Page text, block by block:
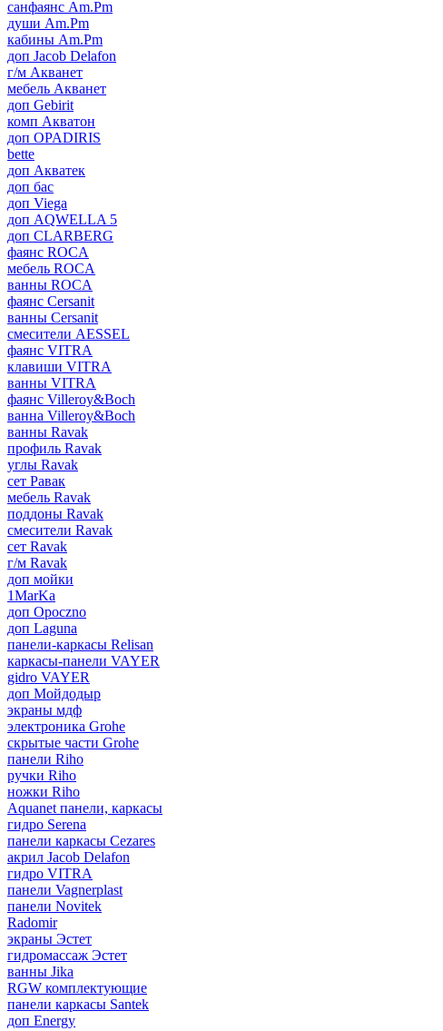
санфаянс Am.Pm
души Am.Pm
кабины Am.Pm
доп Jacob Delafon
г/м Акванет
мебель Акванет
доп Gebirit
комп Акватон
доп OPADIRIS
bette
доп Акватек
доп бас
доп Viega
доп AQWELLA 5
доп CLARBERG
фаянс ROCA
мебель ROCA
ванны ROCA
фаянс Cersanit
ванны Cersanit
смесители AESSEL
фаянс VITRA
клавиши VITRA
ванны VITRA
фаянс Villeroy&Boch
ванна Villeroy&Boch
ванны Ravak
профиль Ravak
углы Ravak
сет Равак
мебель Ravak
поддоны Ravak
смесители Ravak
сет Ravak
г/м Ravak
доп мойки
1MarKa
доп Opoczno
доп Laguna
панели-каркасы Relisan
каркасы-панели VAYER
gidro VAYER
доп Мойдодыр
экраны мдф
электроника Grohe
скрытые части Grohe
панели Riho
ручки Riho
ножки Riho
Aquanet панели, каркасы
гидро Serena
панели каркасы Cezares
акрил Jacob Delafon
гидро VITRA
панели Vagnerplast
панели Novitek
Radomir
экраны Эстет
гидромассаж Эстет
ванны Jika
RGW комплектующие
панели каркасы Santek
доп Energy